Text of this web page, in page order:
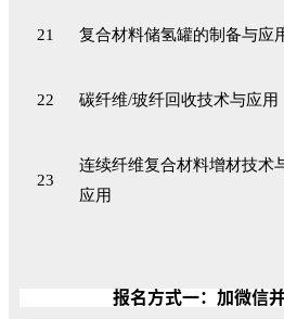
21 复合材料储氢罐的制备与应
22 碳纤维/玻纤回收技术与应用
23
连续纤维复合材料增材技术
应用
报名方式一：加微信